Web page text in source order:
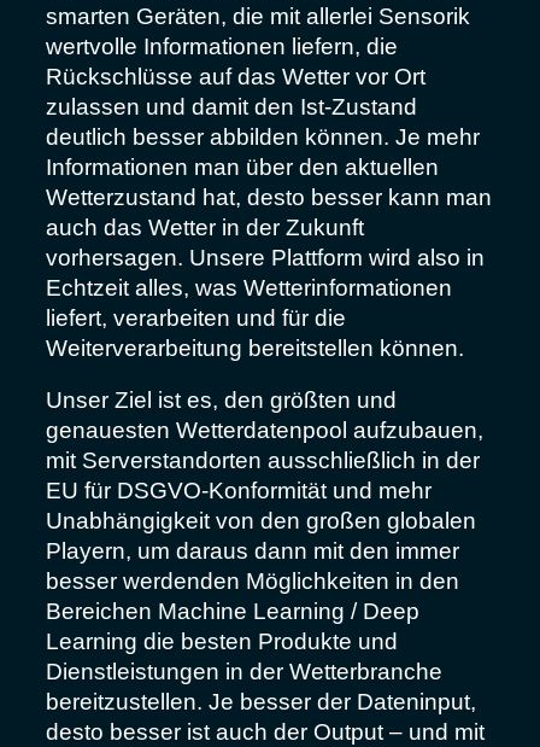
smarten Geräten, die mit allerlei Sensorik
wertvolle Informationen liefern, die
Rückschlüsse auf das Wetter vor Ort
zulassen und damit den Ist-Zustand
deutlich besser abbilden können. Je mehr
Informationen man über den aktuellen
Wetterzustand hat, desto besser kann man
auch das Wetter in der Zukunft
vorhersagen. Unsere Plattform wird also in
Echtzeit alles, was Wetterinformationen
liefert, verarbeiten und für die
Weiterverarbeitung bereitstellen können.
Unser Ziel ist es, den größten und
genauesten Wetterdatenpool aufzubauen,
mit Serverstandorten ausschließlich in der
EU für DSGVO-Konformität und mehr
Unabhängigkeit von den großen globalen
Playern, um daraus dann mit den immer
besser werdenden Möglichkeiten in den
Bereichen Machine Learning / Deep
Learning die besten Produkte und
Dienstleistungen in der Wetterbranche
bereitzustellen. Je besser der Dateninput,
desto besser ist auch der Output – und mit